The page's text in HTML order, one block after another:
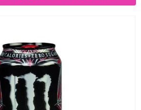
A 19,90
KG) –
CONSEGNA
IN 24/48